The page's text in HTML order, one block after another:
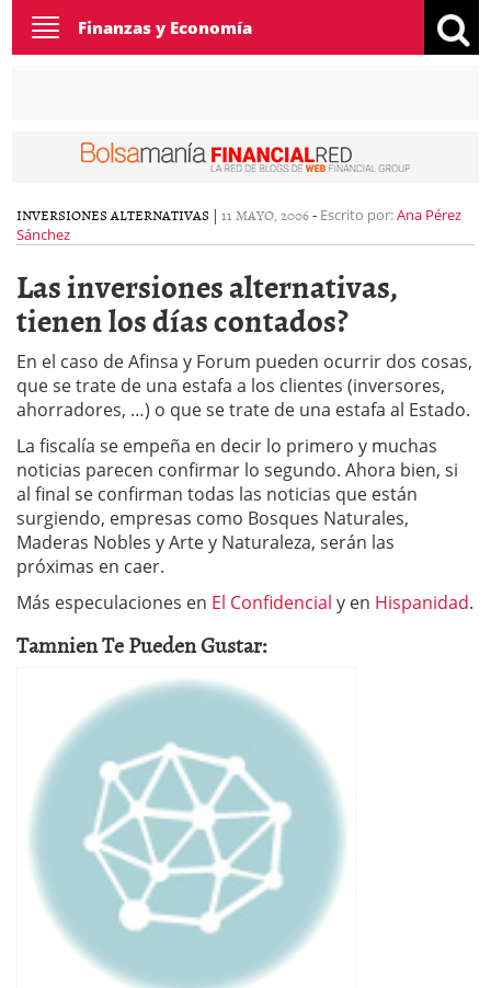
Toggle
navigation
Finanzas y Economía
INVERSIONES ALTERNATIVAS | 11 MAYO, 2006- Escrito por:Ana Pérez
Sánchez
Las inversiones alternativas,
tienen los días contados?
En el caso de Afinsa y Forum pueden ocurrir dos cosas,
que se trate de una estafa a los clientes (inversores,
ahorradores, …) o que se trate de una estafa al Estado.
La fiscalía se empeña en decir lo primero y muchas
noticias parecen confirmar lo segundo. Ahora bien, si
al final se confirman todas las noticias que están
surgiendo, empresas como Bosques Naturales,
Maderas Nobles y Arte y Naturaleza, serán las
próximas en caer.
Más especulaciones en El Confidencial y en Hispanidad.
Tamnien Te Pueden Gustar: